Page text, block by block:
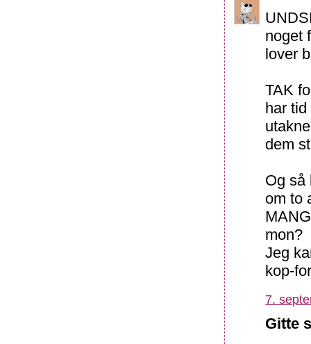
noget
lover
TAK
har
dem
Og så
om to
mon?
Jeg
kop-
7.
Gitte